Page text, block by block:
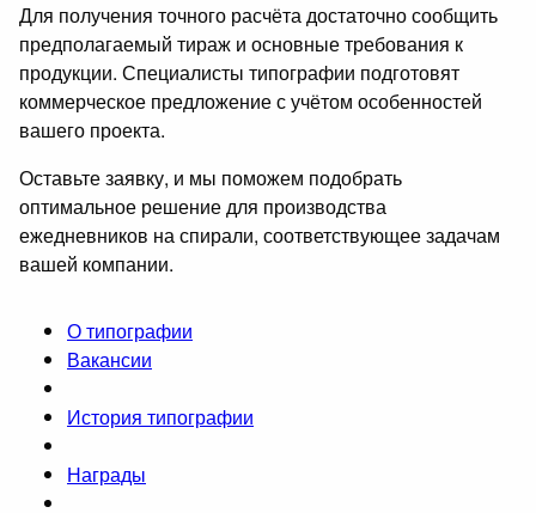
Для получения точного расчёта достаточно сообщить
предполагаемый тираж и основные требования к
продукции. Специалисты типографии подготовят
коммерческое предложение с учётом особенностей
вашего проекта.
Оставьте заявку, и мы поможем подобрать
оптимальное решение для производства
ежедневников на спирали, соответствующее задачам
вашей компании.
О типографии
Вакансии
История типографии
Награды